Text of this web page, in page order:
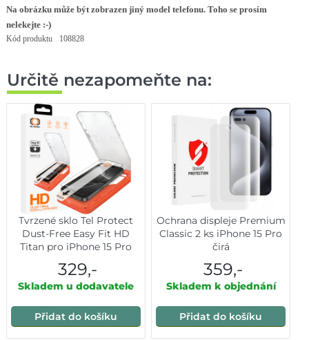
Na obrázku může být zobrazen jiný model telefonu. Toho se prosím
nelekejte :-)
Kód produktu 108828
Určitě nezapomeňte na:
Tvrzené sklo Tel Protect
Dust-Free Easy Fit HD
Titan pro iPhone 15 Pro
329,-
Skladem u dodavatele
Přidat do košíku
Ochrana displeje Premium
Classic 2 ks iPhone 15 Pro
čirá
359,-
Skladem k objednání
Přidat do košíku